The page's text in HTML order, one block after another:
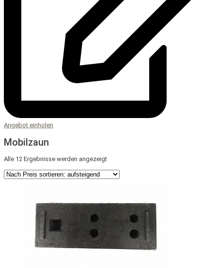
Angebot einholen
Mobilzaun
Alle 12 Ergebnisse werden angezeigtNach
sortiert: